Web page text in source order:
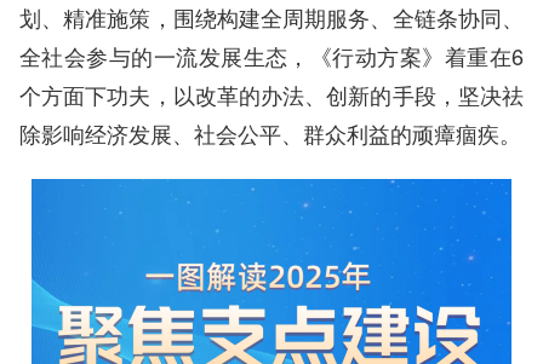
划、精准施策，围绕构建全周期服务、全链条协同、
全社会参与的一流发展生态，《行动方案》着重在6
个方面下功夫，以改革的办法、创新的手段，坚决祛
除影响经济发展、社会公平、群众利益的顽瘴痼疾。